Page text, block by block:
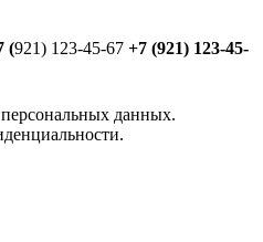
(921) 123-45-67 +7 (921) 123-45-
данных.